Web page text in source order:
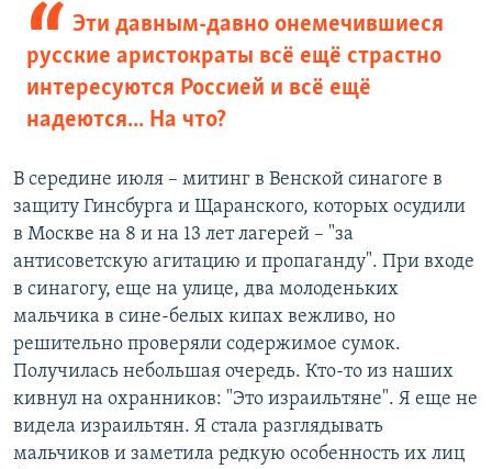
Эти давным-давно онемечившиеся
русские аристократы всё ещё страстно
интересуются Россией и всё ещё
надеются... На что?
В середине июля – митинг в Венской синагоге в
защиту Гинсбурга и Щаранского, которых осудили
в Москве на 8 и на 13 лет лагерей – "за
антисоветскую агитацию и пропаганду". При входе
в синагогу, еще на улице, два молоденьких
мальчика в сине-белых кипах вежливо, но
решительно проверяли содержимое сумок.
Получилась небольшая очередь. Кто-то из наших
кивнул на охранников: "Это израильтяне". Я еще не
видела израильтян. Я стала разглядывать
мальчиков и заметила редкую особенность их лиц